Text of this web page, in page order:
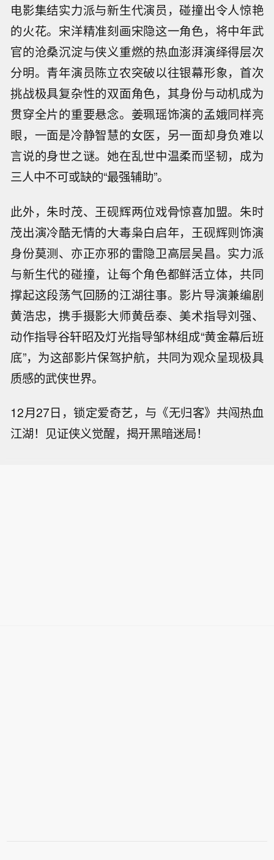
电影集结实力派与新生代演员，碰撞出令人惊艳
的火花。宋洋精准刻画宋隐这一角色，将中年武
官的沧桑沉淀与侠义重燃的热血澎湃演绎得层次
分明。青年演员陈立农突破以往银幕形象，首次
挑战极具复杂性的双面角色，其身份与动机成为
贯穿全片的重要悬念。姜珮瑶饰演的孟娥同样亮
眼，一面是冷静智慧的女医，另一面却身负难以
言说的身世之谜。她在乱世中温柔而坚韧，成为
三人中不可或缺的“最强辅助”。
此外，朱时茂、王砚辉两位戏骨惊喜加盟。朱时
茂出演冷酷无情的大毒枭白启年，王砚辉则饰演
身份莫测、亦正亦邪的雷隐卫高层吴昌。实力派
与新生代的碰撞，让每个角色都鲜活立体，共同
撑起这段荡气回肠的江湖往事。影片导演兼编剧
黄浩忠，携手摄影大师黄岳泰、美术指导刘强、
动作指导谷轩昭及灯光指导邹林组成“黄金幕后班
底”，为这部影片保驾护航，共同为观众呈现极具
质感的武侠世界。
12月27日，锁定爱奇艺，与《无归客》共闯热血
江湖！见证侠义觉醒，揭开黑暗迷局！